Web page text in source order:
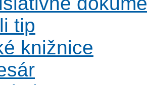
tip
knižnice